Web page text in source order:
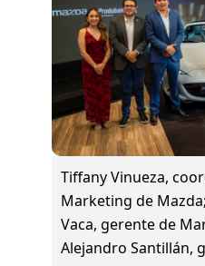
Tiffany Vinueza,
Marketing de
Vaca, gerente de
Alejandro Santillán,